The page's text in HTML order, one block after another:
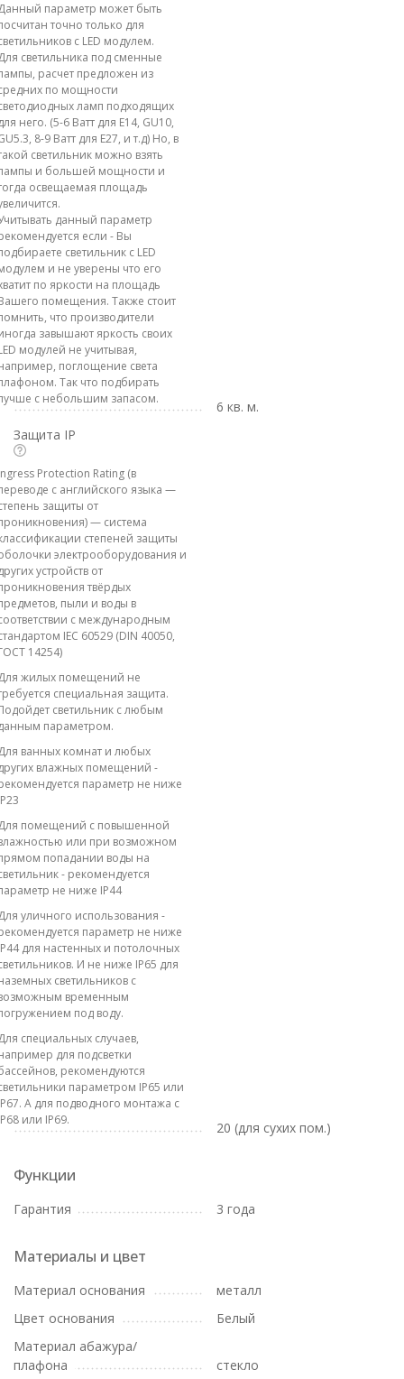
параметр может быть
точно только для
с LED модулем.
светильника под сменные
расчет предложен из
по мощности
ламп подходящих
него. (5-6 Ватт для E14, GU10,
8-9 Ватт для E27, и т.д) Но, в
светильник можно взять
и большей мощности и
освещаемая площадь
данный параметр
если - Вы
светильник с LED
и не уверены что его
по яркости на площадь
помещения. Также стоит
что производители
завышают яркость своих
модулей не учитывая,
поглощение света
Так что подбирать
с небольшим запасом.
6 кв. м.
Защита IP
Protection Rating (в
с английского языка —
защиты от
— система
степеней защиты
электрооборудования и
устройств от
твёрдых
пыли и воды в
с международным
IEC 60529 (DIN 40050,
14254)
жилых помещений не
специальная защита.
светильник с любым
параметром.
ванных комнат и любых
влажных помещений -
параметр не ниже
помещений с повышенной
или при возможном
попадании воды на
- рекомендуется
не ниже IP44
уличного использования -
параметр не ниже
для настенных и потолочных
И не ниже IP65 для
светильников с
временным
под воду.
специальных случаев,
для подсветки
рекомендуются
параметром IP65 или
А для подводного монтажа с
или IP69.
20 (для сухих пом.)
Функции
Гарантия 3 года
Материалы и цвет
Материал основания
металл
Цвет основания
Белый
Материал абажура/
плафона
стекло